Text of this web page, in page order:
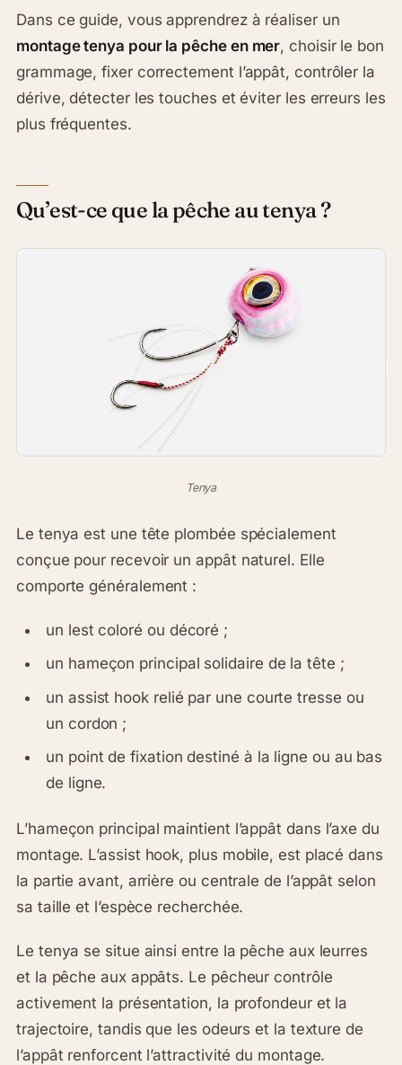
Dans ce guide, vous apprendrez à réaliser un
montage tenya pour la pêche en mer, choisir le bon
grammage, fixer correctement l’appât, contrôler la
dérive, détecter les touches et éviter les erreurs les
plus fréquentes.
Qu’est-ce que la pêche au tenya ?
Tenya
Le tenya est une tête plombée spécialement
conçue pour recevoir un appât naturel. Elle
comporte généralement :
un lest coloré ou décoré ;
un hameçon principal solidaire de la tête ;
un assist hook relié par une courte tresse ou
un cordon ;
un point de fixation destiné à la ligne ou au bas
de ligne.
L’hameçon principal maintient l’appât dans l’axe du
montage. L’assist hook, plus mobile, est placé dans
la partie avant, arrière ou centrale de l’appât selon
sa taille et l’espèce recherchée.
Le tenya se situe ainsi entre la pêche aux leurres
et la pêche aux appâts. Le pêcheur contrôle
activement la présentation, la profondeur et la
trajectoire, tandis que les odeurs et la texture de
l’appât renforcent l’attractivité du montage.